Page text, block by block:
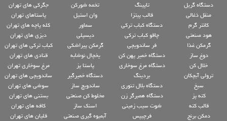
دستگاه گریل
منقل ذغالی
کانتر گرم
هود صنعتی
گرمکن غذا
دوغ ساز
خلال کن
ترولی آبچکان
سیخ
کته پز
قالب کته
دمکن برنج
تاپینگ
قالب پیتزا
دستگاه کباب ترکی
چاقو کباب ترکی
فر ساندویچی
دستگاه خمیر پهن کن
دستگاه مرغ سوخاری
بردینگ
دستگاه بلال تنوری
دستگاه همبرگر زن
شوت سیب زمینی
فرچیپس
تخمه شورکن
وان استیل
سماور
دیسپلی
گرمکن پیراشکی
یخچال نوشابه
پاستا پز
دستگاه خمیرگیر
ساندویچ ساز
مخلوط کن صنعتی
اسنک ساز
آبمیوه گیری صنعتی
جگرکی های تهران
پاستاهای تهران
کله پاچه های تهران
دیزی های تهران
کباب ترکی های تهران
قنادی های تهران
مرغ سوخاری تهران
ساندویچی های تهران
سوشی های تهران
بستنی های تهران
کافه های تهران
قلیان های تهران